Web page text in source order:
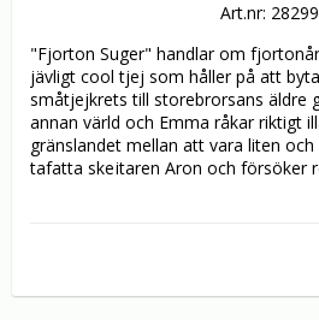
Art.nr: 28299
"Fjorton Suger" handlar om
jävligt cool tjej som håller på att
småtjejkrets till storebrorsans äldre
annan värld och Emma råkar riktigt
gränslandet mellan att vara liten
tafatta skejtaren Aron och försöker